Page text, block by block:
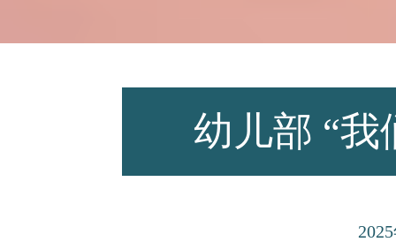
师资力量
幼儿部 “我
2025